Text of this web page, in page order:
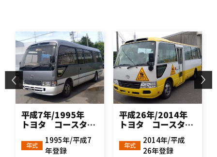
平成7年/1995年
トヨタ コースタ
ー EX ロングボデ
ィ HDB51 MT車
年式
1995年/平成7
年登録
平成26年/2014年
トヨタ コースタ
ー 園児バス ロン
グボディ XZB50
MT車
年式
2014年/平成
26年登録